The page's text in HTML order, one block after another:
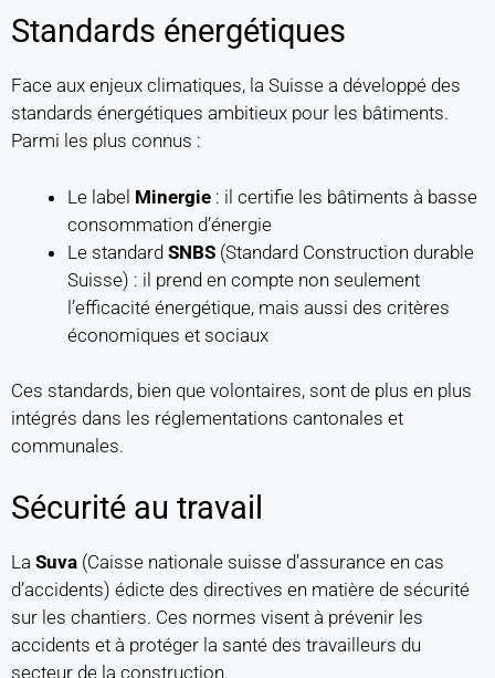
Standards énergétiques
Face aux enjeux climatiques, la Suisse a développé des
standards énergétiques ambitieux pour les bâtiments.
Parmi les plus connus :
Le label Minergie : il certifie les bâtiments à basse
consommation d’énergie
Le standard SNBS (Standard Construction durable
Suisse) : il prend en compte non seulement
l’efficacité énergétique, mais aussi des critères
économiques et sociaux
Ces standards, bien que volontaires, sont de plus en plus
intégrés dans les réglementations cantonales et
communales.
Sécurité au travail
La Suva (Caisse nationale suisse d’assurance en cas
d’accidents) édicte des directives en matière de sécurité
sur les chantiers. Ces normes visent à prévenir les
accidents et à protéger la santé des travailleurs du
secteur de la construction.